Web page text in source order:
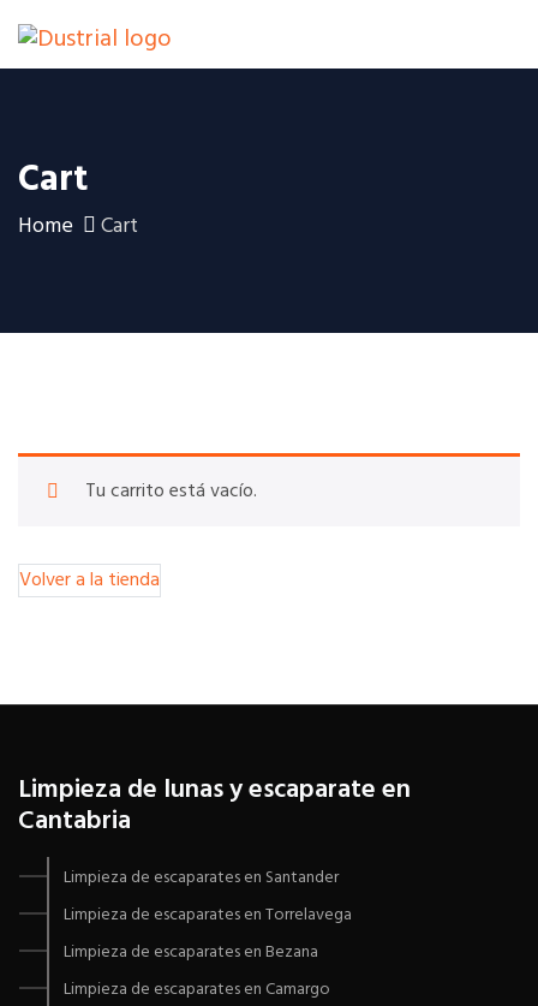
Cart
Home Cart
Tu carrito está vacío.
Volver a la tienda
Limpieza de lunas y escaparate en
Cantabria
Limpieza de escaparates en Santander
Limpieza de escaparates en Torrelavega
Limpieza de escaparates en Bezana
Limpieza de escaparates en Camargo